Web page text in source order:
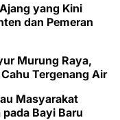
yang Kini
dan Pemeran
Murung Raya,
Tergenang Air
Masyarakat
Bayi Baru